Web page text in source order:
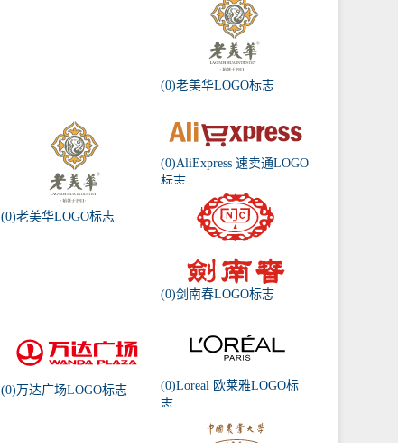
(0)老美华LOGO标志
(0)老美华LOGO标志
(0)AliExpress 速卖通LOGO
标志
(0)剑南春LOGO标志
(0)万达广场LOGO标志
(0)Loreal 欧莱雅LOGO标
志